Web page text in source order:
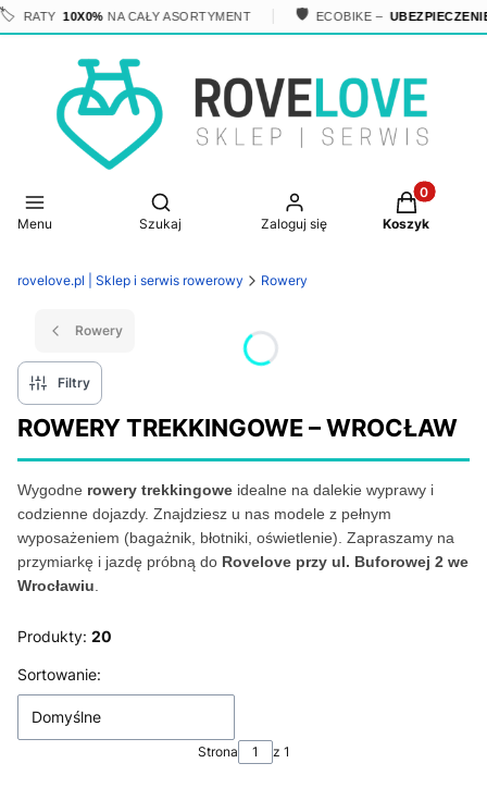
NA CAŁY ASORTYMENT 🛡️ ECOBIKE – UBEZPIECZENIE W CENIE
Menu
Otwórz wyszukiwarkę
Szukaj Zaloguj się
Produkty
Koszyk
rovelove.pl | Sklep i serwis rowerowy Rowery
Rowery
Filtry
ROWERY TREKKINGOWE – WROCŁAW
Wygodne rowery trekkingowe idealne na dalekie wyprawy i
codzienne dojazdy. Znajdziesz u nas modele z pełnym
wyposażeniem (bagażnik, błotniki, oświetlenie). Zapraszamy na
przymiarkę i jazdę próbną do Rovelove przy ul. Buforowej 2 we
Wrocławiu.
Produkty: 20
Lista produktów
Sortowanie:
Domyślne
Strona z 1